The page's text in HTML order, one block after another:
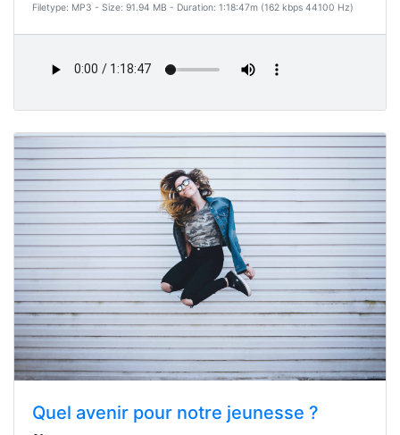
Filetype: MP3 - Size: 91.94 MB - Duration: 1:18:47m (162 kbps 44100 Hz)
Quel avenir pour notre jeunesse ?